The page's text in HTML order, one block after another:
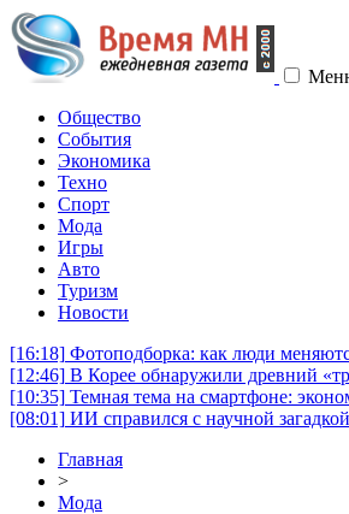
Общество
События
Экономика
Техно
Спорт
Мода
Игры
Авто
Туризм
Новости
[16:18] Фотоподборка: как люди
[12:46] В Корее обнаружили древний
[10:35] Темная тема на смартфоне:
[08:01] ИИ справился с научной
Главная
>
Мода